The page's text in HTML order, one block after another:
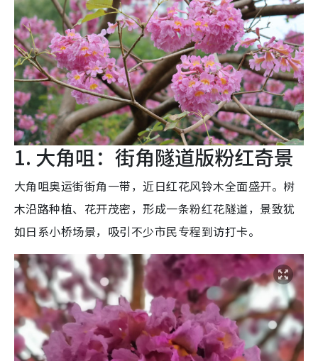
1. 大角咀：街角隧道版粉红奇景
大角咀奥运街街角一带，近日红花风铃木全面盛开。树
木沿路种植、花开茂密，形成一条粉红花隧道，景致犹
如日系小桥场景，吸引不少市民专程到访打卡。